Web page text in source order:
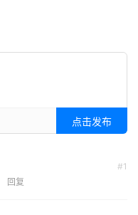
点击发布
#1
回复